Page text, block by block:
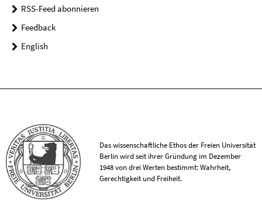
RSS-Feed abonnieren
Feedback
English
Das wissenschaftliche Ethos der Freien Universität
Berlin wird seit ihrer Gründung im Dezember
1948 von drei Werten bestimmt: Wahrheit,
Gerechtigkeit und Freiheit.